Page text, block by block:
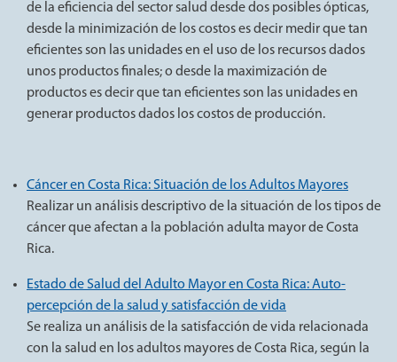
de la eficiencia del sector salud desde dos posibles ópticas,
desde la minimización de los costos es decir medir que tan
eficientes son las unidades en el uso de los recursos dados
unos productos finales; o desde la maximización de
productos es decir que tan eficientes son las unidades en
generar productos dados los costos de producción.
Cáncer en Costa Rica: Situación de los Adultos Mayores
Realizar un análisis descriptivo de la situación de los tipos de
cáncer que afectan a la población adulta mayor de Costa
Rica.
Estado de Salud del Adulto Mayor en Costa Rica: Auto-
percepción de la salud y satisfacción de vida
Se realiza un análisis de la satisfacción de vida relacionada
con la salud en los adultos mayores de Costa Rica, según la